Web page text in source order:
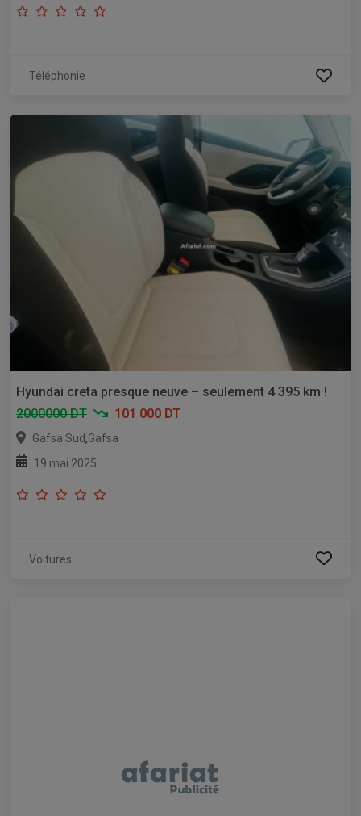
Téléphonie
Hyundai creta presque neuve – seulement 4 395 km !
2000000 DT
101 000 DT
Gafsa Sud,Gafsa
19 mai 2025
Voitures